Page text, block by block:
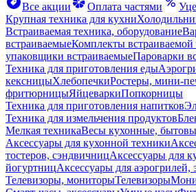
Все акции
Оплата частями
Крупная техника для кухни
Встраиваемая техника, оборудование
встраиваемыеКомплекты встраиваемой
упаковщики встраиваемыеПароварки
Техника для приготовления еды
кексницыХлебопечкиРостеры, мини-
фритюрницыЯйцеваркиПопкорницы
Техника для приготовления напитков
Техника для измельчения продуктов
Мелкая техникаВесы кухонные,
Аксессуары для кухонной техники
тостеров, сэндвичницАксессуары для
йогуртницАксессуары для аэрогрилей,
Телевизоры, мониторыТелевизоры